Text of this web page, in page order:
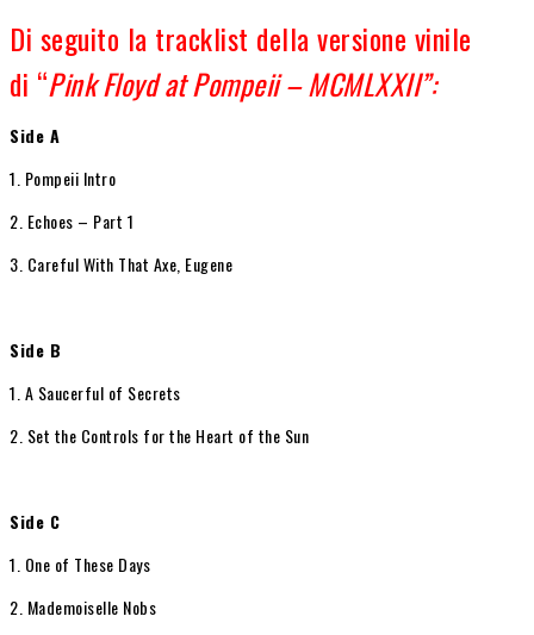
Di seguito la tracklist della versione vinile
di “Pink Floyd at Pompeii – MCMLXXII”:
Side A
1. Pompeii Intro
2. Echoes – Part 1
3. Careful With That Axe, Eugene
Side B
1. A Saucerful of Secrets
2. Set the Controls for the Heart of the Sun
Side C
1. One of These Days
2. Mademoiselle Nobs